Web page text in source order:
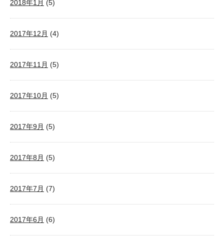
2018年1月 (5)
2017年12月 (4)
2017年11月 (5)
2017年10月 (5)
2017年9月 (5)
2017年8月 (5)
2017年7月 (7)
2017年6月 (6)